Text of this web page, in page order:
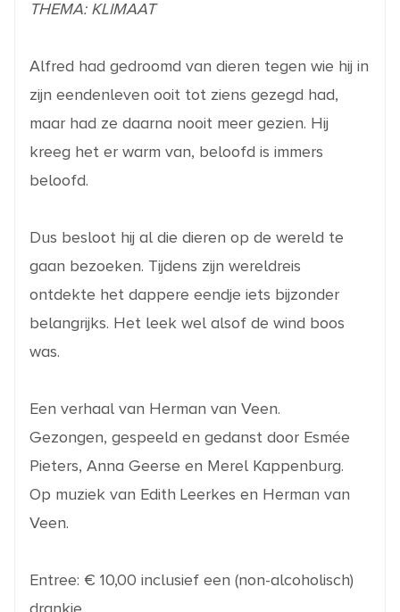
THEMA: KLIMAAT
Alfred had gedroomd van dieren tegen wie hij in
zijn eendenleven ooit tot ziens gezegd had,
maar had ze daarna nooit meer gezien. Hij
kreeg het er warm van, beloofd is immers
beloofd.
Dus besloot hij al die dieren op de wereld te
gaan bezoeken. Tijdens zijn wereldreis
ontdekte het dappere eendje iets bijzonder
belangrijks. Het leek wel alsof de wind boos
was.
Een verhaal van Herman van Veen.
Gezongen, gespeeld en gedanst door Esmée
Pieters, Anna Geerse en Merel Kappenburg.
Op muziek van Edith Leerkes en Herman van
Veen.
Entree: € 10,00 inclusief een (non-alcoholisch)